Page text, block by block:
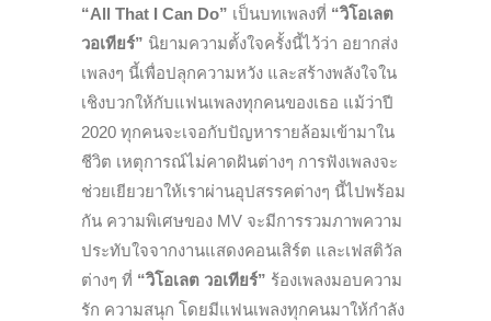
“All That I Can Do” เป็นบทเพลงที่ “วิโอเลต
วอเทียร์” นิยามความตั้งใจครั้งนี้ไว้ว่า อยากส่ง
เพลงๆ นี้เพื่อปลุกความหวัง และสร้างพลังใจใน
เชิงบวกให้กับแฟนเพลงทุกคนของเธอ แม้ว่าปี
2020 ทุกคนจะเจอกับปัญหารายล้อมเข้ามาใน
ชีวิต เหตุการณ์ไม่คาดฝันต่างๆ การฟังเพลงจะ
ช่วยเยียวยาให้เราผ่านอุปสรรคต่างๆ นี้ไปพร้อม
กัน ความพิเศษของ MV จะมีการรวมภาพความ
ประทับใจจากงานแสดงคอนเสิร์ต และเฟสติวัล
ต่างๆ ที่ “วิโอเลต วอเทียร์” ร้องเพลงมอบความ
รัก ความสนุก โดยมีแฟนเพลงทุกคนมาให้กำลัง